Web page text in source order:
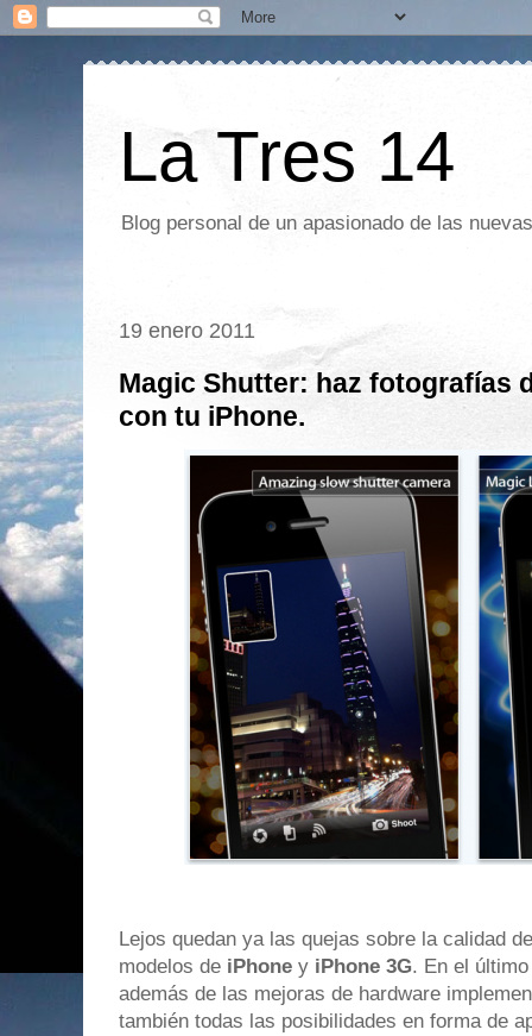
La Tres 14
Blog personal de un apasionado de las
19 enero 2011
Magic Shutter: haz fotografías
con tu iPhone.
Lejos quedan ya las quejas sobre la calidad
modelos de iPhone y iPhone 3G. En el
además de las mejoras de hardware
también todas las posibilidades en forma de